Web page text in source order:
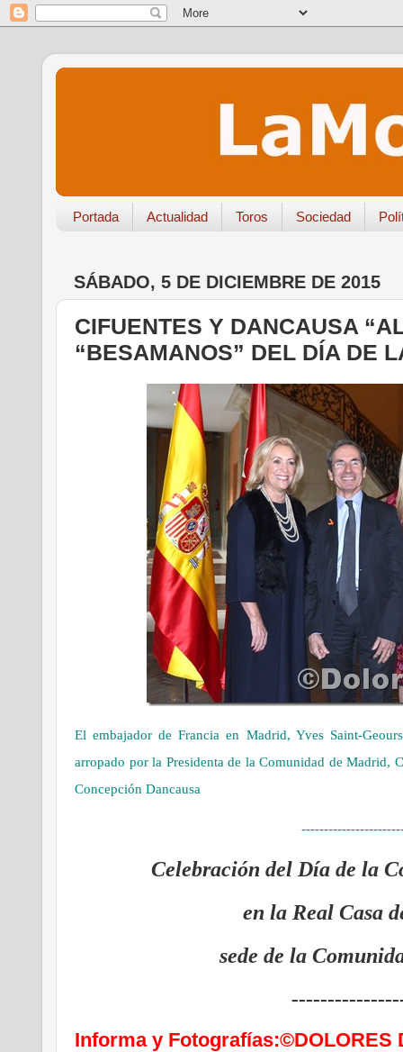
Portada Actualidad Toros Sociedad
SÁBADO, 5 DE DICIEMBRE DE 2015
CIFUENTES Y DANCAUSA
“BESAMANOS” DEL DÍA DE
El embajador de Francia en Madrid, Yves Saint-
arropado por la Presidenta de la Comunidad de Madrid,
Concepción Dancausa
Celebración del Día de la
en la Real Casa
sede de la
Informa y Fotografías:©DOLORES